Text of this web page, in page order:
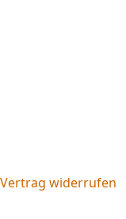
Vertrag widerrufen